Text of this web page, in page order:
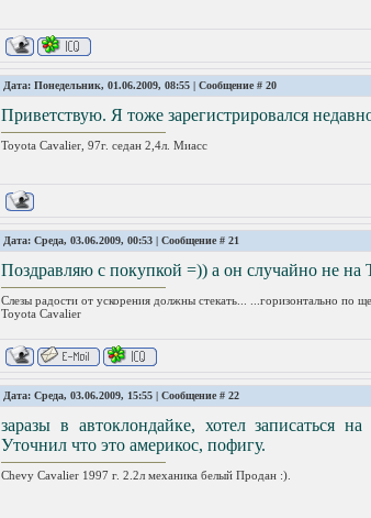
Дата: Понедельник, 01.06.2009, 08:55 | Сообщение # 20
Приветствую. Я тоже зарегистрировался
Toyota Cavalier, 97г. седан 2,4л. Миасс
Дата: Среда, 03.06.2009, 00:53 | Сообщение # 21
Поздравляю с покупкой =)) а он случайно не на
Слезы радости от ускорения должны стекать... ...горизонтально по
Toyota Сavalier
Дата: Среда, 03.06.2009, 15:55 | Сообщение # 22
заразы в автоклондайке, хотел записаться
Уточнил что это америкос, пофигу.
Chevy Cavalier 1997 г. 2.2л механика белый Продан :).